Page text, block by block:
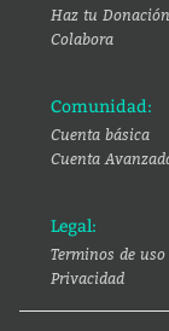
Haz tu Donación
Colabora
Comunidad:
Cuenta básica
Cuenta
Legal:
Terminos de uso
Privacidad